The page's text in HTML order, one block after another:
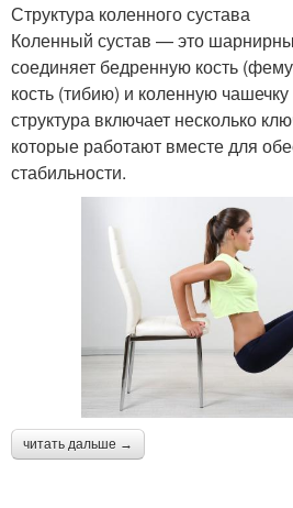
Структура коленного сустава
Коленный сустав — это
соединяет бедренную кость
кость (тибию) и коленную
структура включает несколько
которые работают вместе для
стабильности.
читать дальше →